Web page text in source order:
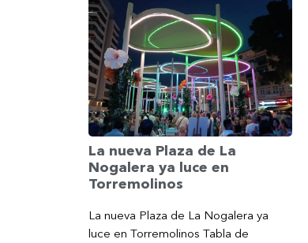
La nueva Plaza de La
Nogalera ya luce en
Torremolinos
La nueva Plaza de La Nogalera ya
luce en Torremolinos Tabla de